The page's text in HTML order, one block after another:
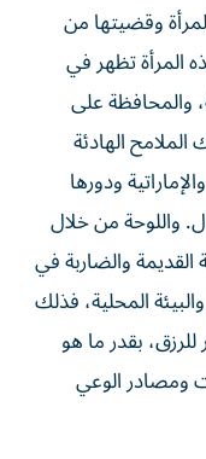
وقضيتها من
المرأة تظهر في
والمحافظة على
الهادئة
ودورها
واللوحة من خلال
والضاربة في
المحلية، فذلك
بقدر ما هو
ومصادر الوعي